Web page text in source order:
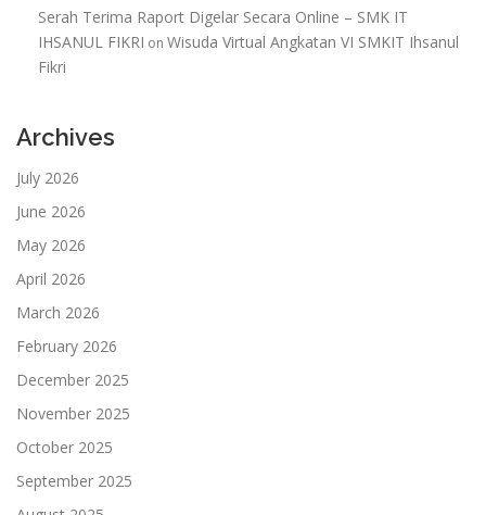
Serah Terima Raport Digelar Secara Online – SMK IT
IHSANUL FIKRI on Wisuda Virtual Angkatan VI SMKIT Ihsanul
Fikri
Archives
July 2026
June 2026
May 2026
April 2026
March 2026
February 2026
December 2025
November 2025
October 2025
September 2025